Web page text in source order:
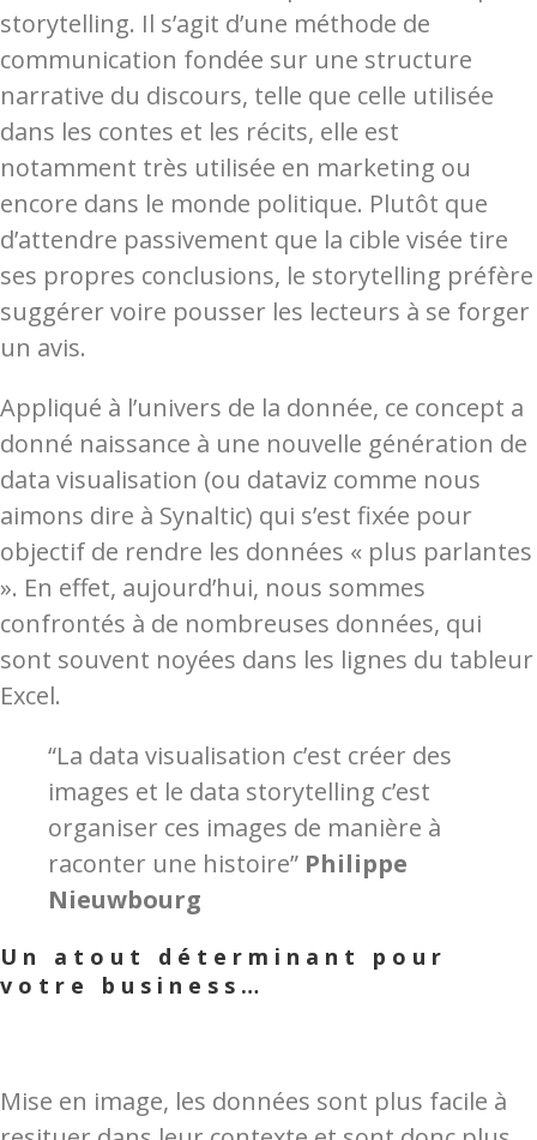
storytelling. Il s’agit d’une méthode de
communication fondée sur une structure
narrative du discours, telle que celle utilisée
dans les contes et les récits, elle est
notamment très utilisée en marketing ou
encore dans le monde politique. Plutôt que
d’attendre passivement que la cible visée tire
ses propres conclusions, le storytelling préfère
suggérer voire pousser les lecteurs à se forger
un avis.
Appliqué à l’univers de la donnée, ce concept a
donné naissance à une nouvelle génération de
data visualisation (ou dataviz comme nous
aimons dire à Synaltic) qui s’est fixée pour
objectif de rendre les données « plus parlantes
». En effet, aujourd’hui, nous sommes
confrontés à de nombreuses données, qui
sont souvent noyées dans les lignes du tableur
Excel.
“La data visualisation c’est créer des
images et le data storytelling c’est
organiser ces images de manière à
raconter une histoire” Philippe
Nieuwbourg
Un atout déterminant pour
votre business…
Mise en image, les données sont plus facile à